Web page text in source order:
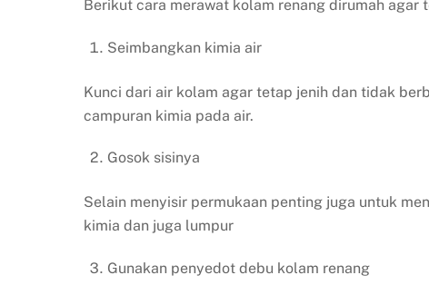
Berikut cara merawat kolam renang dirumah agar
Seimbangkan kimia air
Kunci dari air kolam agar tetap jenih dan tidak
campuran kimia pada air.
Gosok sisinya
Selain menyisir permukaan penting juga untuk
kimia dan juga lumpur
Gunakan penyedot debu kolam renang